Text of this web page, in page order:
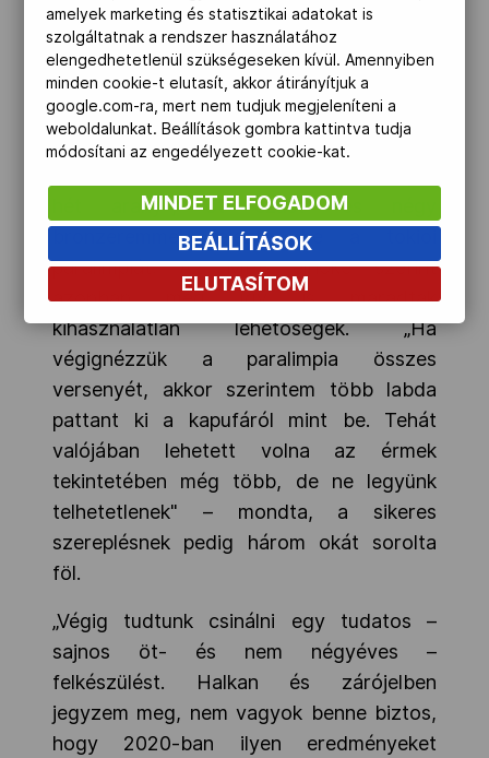
tisztességesen és odaadóan csinálták
végig, ahogy ezt kértük tőlük, és ahogy
maguktól is elvárták. Ez a legszebb ebben
a történetben."
A 37, illetve a látássérült kerékpáros
hét arany-, öt ezüst- és négy
bronzéremmel fejezte be a tokiói
paralimpiát. Az MPB elnöke szerint
azonban még így is maradtak
kihasználatlan lehetőségek. „Ha
végignézzük a paralimpia összes
versenyét, akkor szerintem több labda
pattant ki a kapufáról mint be. Tehát
valójában lehetett volna az érmek
tekintetében még több, de ne legyünk
telhetetlenek" – mondta, a sikeres
szereplésnek pedig három okát sorolta
föl.
„Végig tudtunk csinálni egy tudatos –
sajnos öt- és nem négyéves –
felkészülést. Halkan és zárójelben
jegyzem meg, nem vagyok benne biztos,
hogy 2020-ban ilyen eredményeket
amelyek marketing és statisztikai adatokat is
szolgáltatnak a rendszer használatához
elengedhetetlenül szükségeseken kívül. Amennyiben
minden cookie-t elutasít, akkor átirányítjuk a
google.com-ra, mert nem tudjuk megjeleníteni a
weboldalunkat. Beállítások gombra kattintva tudja
módosítani az engedélyezett cookie-kat.
MINDET ELFOGADOM
BEÁLLÍTÁSOK
ELUTASÍTOM